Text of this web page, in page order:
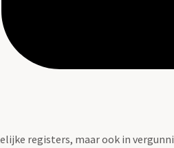
registers, maar ook in